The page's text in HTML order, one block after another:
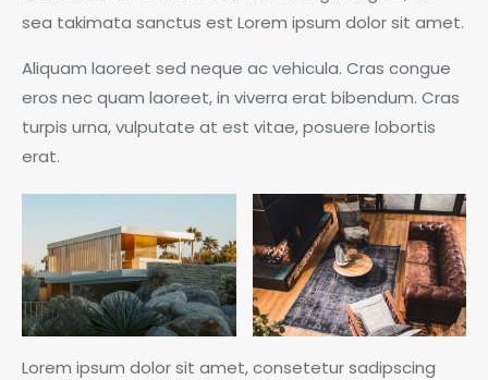
sea takimata sanctus est Lorem ipsum dolor sit amet.
Aliquam laoreet sed neque ac vehicula. Cras congue
eros nec quam laoreet, in viverra erat bibendum. Cras
turpis urna, vulputate at est vitae, posuere lobortis
erat.
Lorem ipsum dolor sit amet, consetetur sadipscing